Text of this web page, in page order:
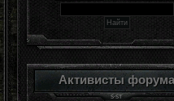
Активисты форума